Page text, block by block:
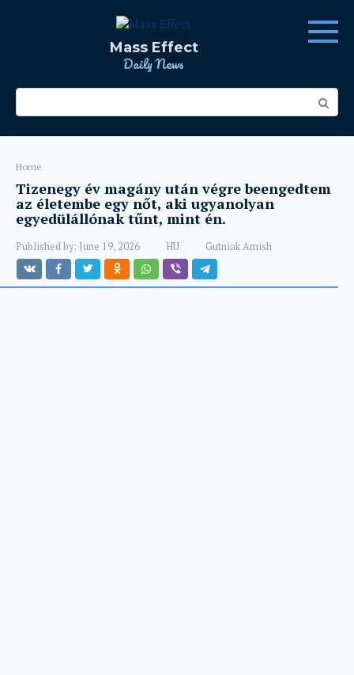
Mass Effect
Daily News
Search:
Home
Tizenegy év magány után végre beengedtem
az életembe egy nőt, aki ugyanolyan
egyedülállónak tűnt, mint én.
Published by: June 19, 2026 HU Gutniak Amish